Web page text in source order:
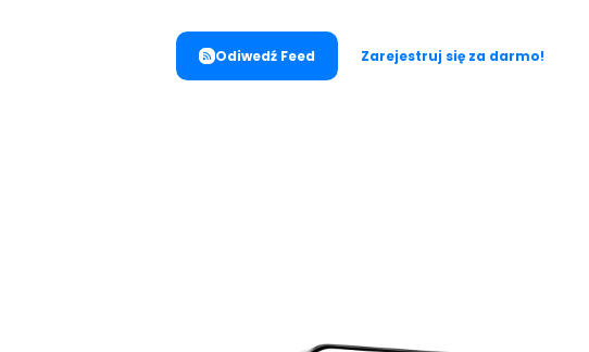
Odiwedź Feed Zarejestruj się za darmo!